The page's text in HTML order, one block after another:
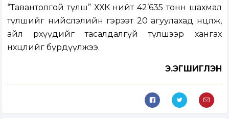
“Тавантолгой түлш” ХХК нийт 42’635 тонн шахмал
түлшийг нийслэлийн гэрээт 20 агуулахад нөөцөлж,
айл өрхүүдийг тасалдалгүй түлшээр хангах
нөхцөлийг бүрдүүлжээ.
Э.ЭГШИГЛЭН